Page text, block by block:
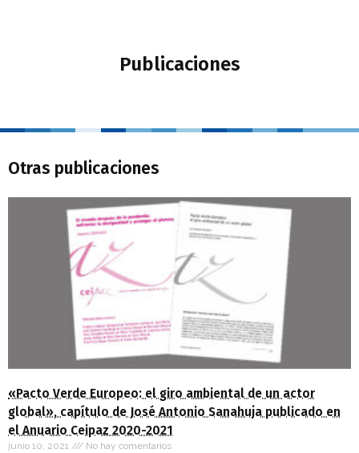
Publicaciones
Otras publicaciones
«Pacto Verde Europeo: el giro ambiental de un actor
global», capítulo de José Antonio Sanahuja publicado en
el Anuario Ceipaz 2020-2021
junio 10, 2021 No hay comentarios